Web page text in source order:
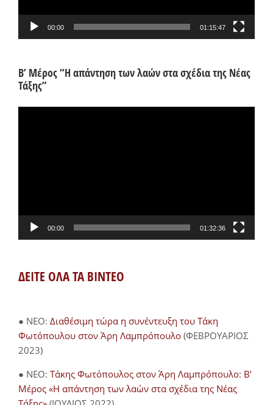
00:00 01:15:47
Β’ Μέρος “Η απάντηση των λαών στα σχέδια της Νέας
Τάξης”
00:00 01:32:36
ΔΕΙΤΕ ΟΛΑ ΤΑ ΒΙΝΤΕΟ
● NEO: Διαθέσιμη τώρα η συνέντευξη του Τάκη
Φωτόπουλου στον Άρη Λαμπρόπουλο (ΦΕΒΡΟΥΑΡΙΟΣ
2023)
● NEO: Τάκης Φωτόπουλος στον Άρη Λαμπρόπουλο: Β’
Μέρος «Η απάντηση των λαών στα σχέδια της Νέας